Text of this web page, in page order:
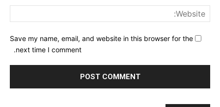
Save my name, email, and website in this browser for the
next time I comment.